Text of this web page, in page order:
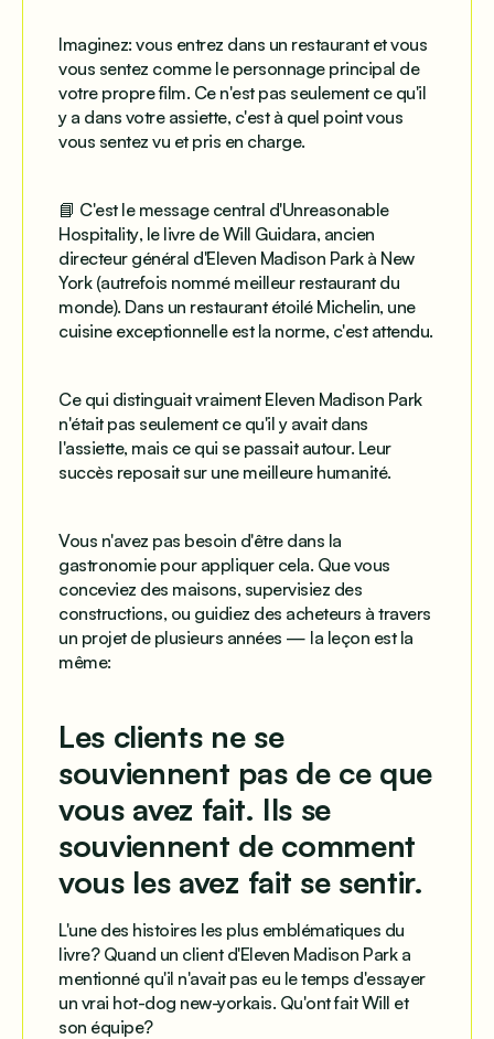
Imaginez: vous entrez dans un restaurant et vous
vous sentez comme le personnage principal de
votre propre film. Ce n'est pas seulement ce qu'il
y a dans votre assiette, c'est à quel point vous
vous sentez vu et pris en charge.
📘 C'est le message central d'Unreasonable
Hospitality, le livre de Will Guidara, ancien
directeur général d'Eleven Madison Park à New
York (autrefois nommé meilleur restaurant du
monde). Dans un restaurant étoilé Michelin, une
cuisine exceptionnelle est la norme, c'est attendu.
Ce qui distinguait vraiment Eleven Madison Park
n'était pas seulement ce qu'il y avait dans
l'assiette, mais ce qui se passait autour. Leur
succès reposait sur une meilleure humanité.
Vous n'avez pas besoin d'être dans la
gastronomie pour appliquer cela. Que vous
conceviez des maisons, supervisiez des
constructions, ou guidiez des acheteurs à travers
un projet de plusieurs années — la leçon est la
même:
Les clients ne se
souviennent pas de ce que
vous avez fait. Ils se
souviennent de comment
vous les avez fait se sentir.
L'une des histoires les plus emblématiques du
livre? Quand un client d'Eleven Madison Park a
mentionné qu'il n'avait pas eu le temps d'essayer
un vrai hot-dog new-yorkais. Qu'ont fait Will et
son équipe?